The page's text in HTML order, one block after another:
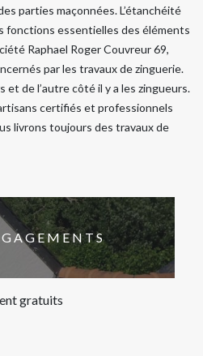
parties maçonnées. L’étanchéité
fonctions essentielles des éléments
Raphael Roger Couvreur 69,
par les travaux de zinguerie.
et de l’autre côté il y a les zingueurs.
certifiés et professionnels
livrons toujours des travaux de
gratuits